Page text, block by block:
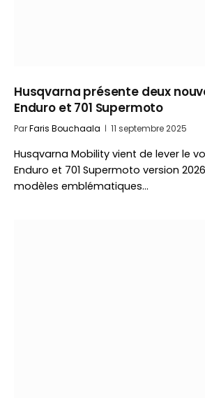
Husqvarna présente deux
Enduro et 701 Supermoto
ParFaris Bouchaala 11 septembre 2025
Husqvarna Mobility vient de lever le
Enduro et 701 Supermoto version
modèles emblématiques…